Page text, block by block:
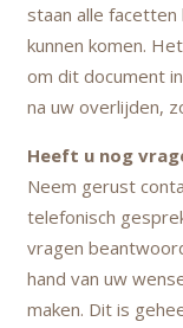
staan alle
kunnen komen.
om dit document
na uw overlijden,
Heeft u nog
Neem gerust
telefonisch
vragen
hand van uw
maken. Dit is